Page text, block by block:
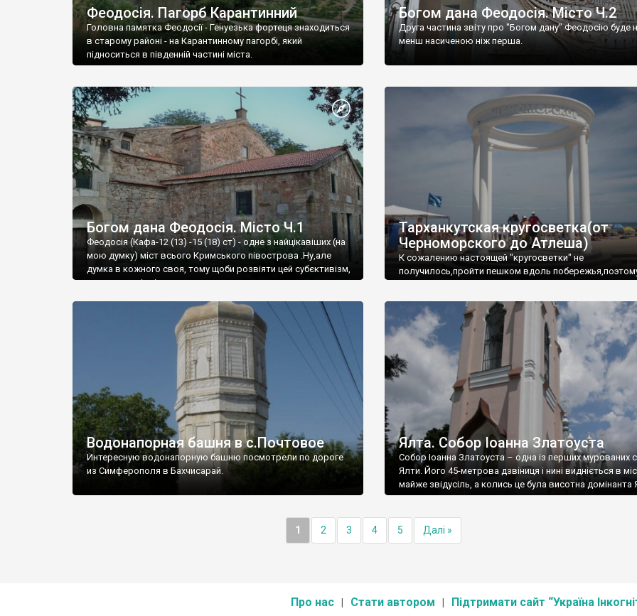
Феодосія. Пагорб Карантинний
Головна памятка Феодосії - Генуезька фортеця знаходиться
в старому районі - на Карантинному пагорбі, який
підноситься в південній частині міста.
Богом дана Феодосія. Місто Ч.2
Друга частина звіту про "Богом дану" Феодосію буде
менш насиченою ніж перша.
Богом дана Феодосія. Місто Ч.1
Феодосія (Кафа-12 (13) -15 (18) ст) - одне з найцікавіших (на
мою думку) міст всього Кримського півострова .Ну,але
думка в кожного своя, тому щоби розвіяти цей субєктивізм,
запрошую відвідати це
Тарханкутская кругосветка(от
Черноморского до Атлеша)
К сожалению настоящей "кругосветки" не
получилось,пройти пешком вдоль
Водонапорная башня в с.Почтовое
Интересную водонапорную башню посмотрели по дороге
из Симферополя в Бахчисарай.
Ялта. Собор Іоанна Златоуста
Собор Іоанна Златоуста – одна із перших мурованих
Ялти. Його 45-метрова дзвіниця і нині видніється в
майже звідусіль, а колись це була висотна домінанта
1 2 3 4 5 Далі »
Про нас Стати автором Підтримати сайт “Україна